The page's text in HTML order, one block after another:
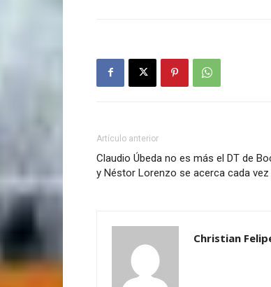
Artículo anterior
Claudio Úbeda no es más el DT de
y Néstor Lorenzo se acerca cada
Christian